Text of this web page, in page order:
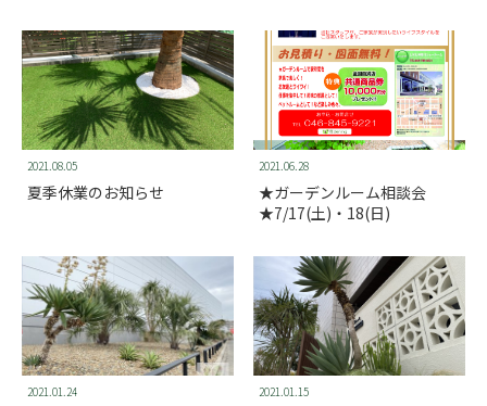
2021.08.05
夏季休業のお知らせ
2021.06.28
★ガーデンルーム相談会
★7/17(土)・18(日)
2021.01.24 2021.01.15